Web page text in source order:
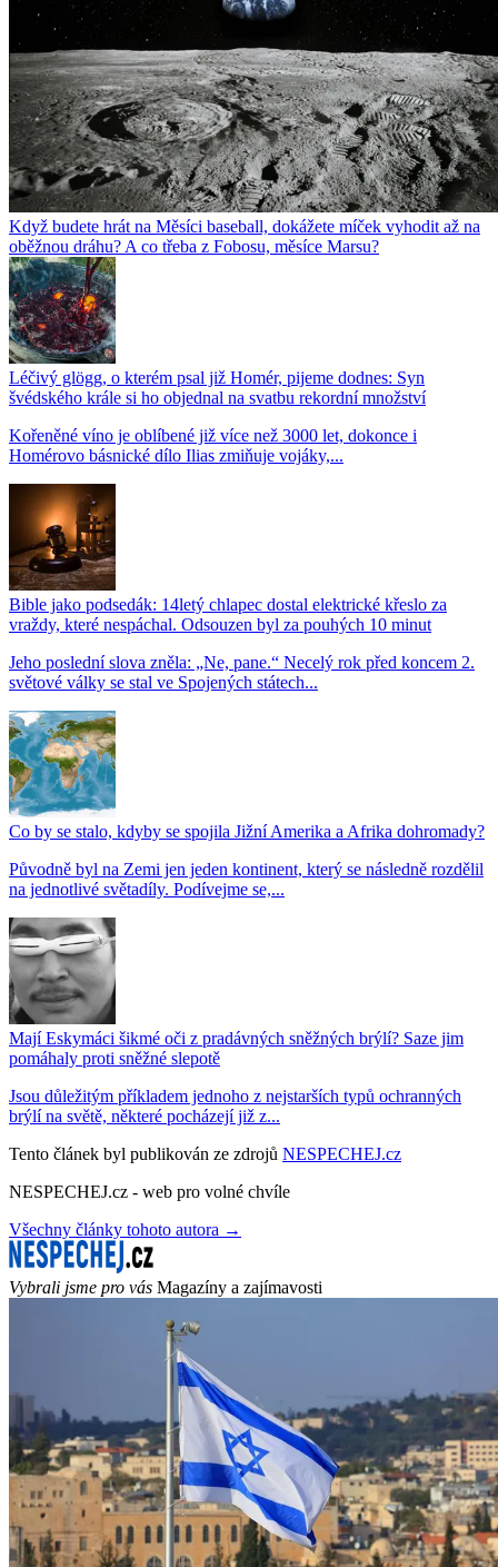
Když budete hrát na Měsíci baseball, dokážete míček vyhodit až na
oběžnou dráhu? A co třeba z Fobosu, měsíce Marsu?
Léčivý glögg, o kterém psal již Homér, pijeme dodnes: Syn
švédského krále si ho objednal na svatbu rekordní množství
Kořeněné víno je oblíbené již více než 3000 let, dokonce i
Homérovo básnické dílo Ilias zmiňuje vojáky,...
Bible jako podsedák: 14letý chlapec dostal elektrické křeslo za
vraždy, které nespáchal. Odsouzen byl za pouhých 10 minut
Jeho poslední slova zněla: „Ne, pane.“ Necelý rok před koncem 2.
světové války se stal ve Spojených státech...
Co by se stalo, kdyby se spojila Jižní Amerika a Afrika dohromady?
Původně byl na Zemi jen jeden kontinent, který se následně rozdělil
na jednotlivé světadíly. Podívejme se,...
Mají Eskymáci šikmé oči z pradávných sněžných brýlí? Saze jim
pomáhaly proti sněžné slepotě
Jsou důležitým příkladem jednoho z nejstarších typů ochranných
brýlí na světě, některé pocházejí již z...
Tento článek byl publikován ze zdrojů NESPECHEJ.cz
NESPECHEJ.cz - web pro volné chvíle
Všechny články tohoto autora →
Vybrali jsme pro vás Magazíny a zajímavosti